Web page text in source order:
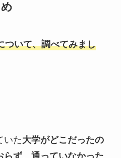
ついて、調べてみまし
いた大学がどこだったの
ず、通っていなかった